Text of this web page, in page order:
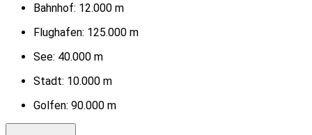
Bahnhof: 12.000 m
Flughafen: 125.000 m
See: 40.000 m
Stadt: 10.000 m
Golfen: 90.000 m